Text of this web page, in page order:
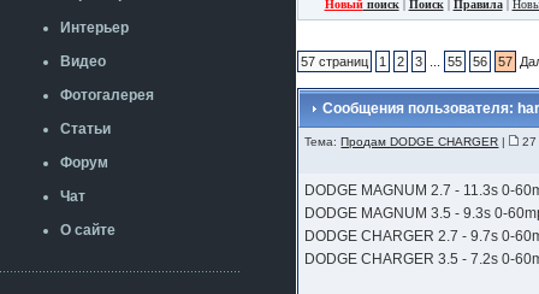
Интерьер
Видео
Фотогалерея
Статьи
Форум
Чат
О сайте
Новыйпоиск| Поиск| Правила|
57 страниц 1 2 3 55 56 57
Сообщения пользователя:
Тема:Продам DODGE CHARGER | 27
DODGE MAGNUM 2.7 - 11.3s 0-
DODGE MAGNUM 3.5 - 9.3s 0-
DODGE CHARGER 2.7 - 9.7s 0-
DODGE CHARGER 3.5 - 7.2s 0-